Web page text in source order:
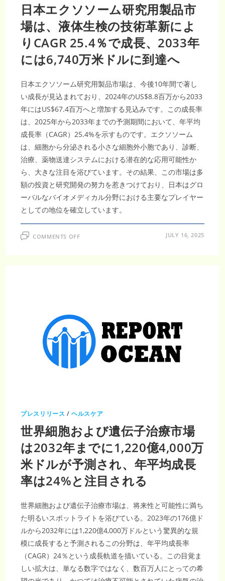
成
長
機
会
日本エクソソーム研究用製品市
場は、液体生検の技術革新によ
りCAGR 25.4％で成長、2033年
には6,740万米ドルに到達へ
日本エクソソーム研究用製品市場は、今後10年間で著し
い成長が見込まれており、2024年のUS$8.8百万から2033
年にはUS$67.4百万へと増加する見込みです。この成長率
は、2025年から2033年までの予測期間において、年平均
成長率（CAGR）25.4%を示すものです。エクソソーム
は、細胞から分泌される小さな細胞外小胞であり、診断、
治療、薬物送達システムにおける潜在的な応用可能性か
ら、大きな注目を浴びています。その結果、この市場は多
額の投資と研究開発の努力を惹きつけており、日本はグロ
ーバルなバイオメディカル分野における主要なプレイヤー
としての地位を確立しています。
COMMENTS OFFON
品
市
場
は、
生
検
よ
り
CAGR
25.4％
で
成
長、
2033
年
に
は
6,740
万
ド
ル
に
到
達
へ
JULY 16, 2025
プレスリリース /ヘルスケア
世界細胞および遺伝子治療市場
は2032年までに1,220億4,000万
米ドルが予測され、年平均成長
率は24%と注目される
世界細胞および遺伝子治療市場は、将来性と可能性に満ち
た明るいスポットライトを浴びている。2023年の176億ド
ルから2032年には1,220億4,000万ドルという驚異的な規
模に成長すると予測されるこの分野は、年平均成長率
（CAGR）24％という成長軌道を描いている。この目覚ま
しい拡大は、単なる数字ではなく、数百万人にとっての希